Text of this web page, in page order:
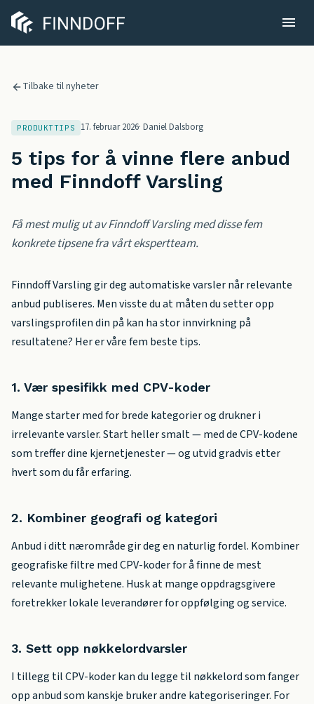
Tilbake til nyheter
PRODUKTTIPS 17. februar 2026·Daniel Dalsborg
5 tips for å vinne flere anbud
med Finndoff Varsling
Få mest mulig ut av Finndoff Varsling med disse fem
konkrete tipsene fra vårt ekspertteam.
Finndoff Varsling gir deg automatiske varsler når relevante
anbud publiseres. Men visste du at måten du setter opp
varslingsprofilen din på kan ha stor innvirkning på
resultatene? Her er våre fem beste tips.
1. Vær spesifikk med CPV-koder
Mange starter med for brede kategorier og drukner i
irrelevante varsler. Start heller smalt — med de CPV-kodene
som treffer dine kjernetjenester — og utvid gradvis etter
hvert som du får erfaring.
2. Kombiner geografi og kategori
Anbud i ditt nærområde gir deg en naturlig fordel. Kombiner
geografiske filtre med CPV-koder for å finne de mest
relevante mulighetene. Husk at mange oppdragsgivere
foretrekker lokale leverandører for oppfølging og service.
3. Sett opp nøkkelordvarsler
I tillegg til CPV-koder kan du legge til nøkkelord som fanger
opp anbud som kanskje bruker andre kategoriseringer. For